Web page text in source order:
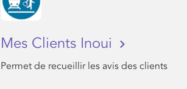
Mes Clients Inoui
Permet de recueillir les avis des clients